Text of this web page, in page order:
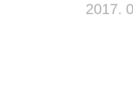
2017.